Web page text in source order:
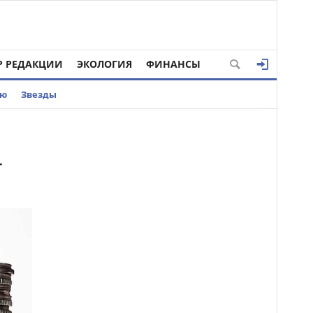
РЕДАКЦИИ ЭКОЛОГИЯ ФИНАНСЫ
Звезды